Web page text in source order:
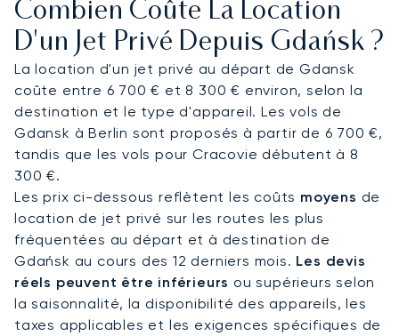
arrivez prêt pour un transfert qui viendra parfaire
un service porte-à-porte.
En tant que premier courtier en Europe à obtenir
la certification ARGUS, notre engagement en
matière de sécurité opérationnelle est
rigoureusement audité. Cette norme d'excellence,
la plus élevée du secteur, vous garantit une
tranquillité d'esprit absolue, assurant que votre
vol privé pour Gdansk est géré avec la plus
grande précision du départ à l'arrivée.
Combien Coûte La Location
D'un Jet Privé Depuis Gdańsk ?
La location d'un jet privé au départ de Gdansk
coûte entre 6 700 € et 8 300 € environ, selon la
destination et le type d'appareil. Les vols de
Gdansk à Berlin sont proposés à partir de 6 700 €,
tandis que les vols pour Cracovie débutent à 8
300 €.
Les prix ci-dessous reflètent les coûts moyens de
location de jet privé sur les routes les plus
fréquentées au départ et à destination de
Gdańsk au cours des 12 derniers mois. Les devis
réels peuvent être inférieurs ou supérieurs selon
la saisonnalité, la disponibilité des appareils, les
taxes applicables et les exigences spécifiques de